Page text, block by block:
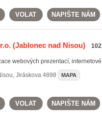
VOLAT NAPIŠTE NÁM
(Jablonec nad Nisou)
webových prezentací, internetové
, Jiráskova 4898 MAPA
VOLAT NAPIŠTE NÁM